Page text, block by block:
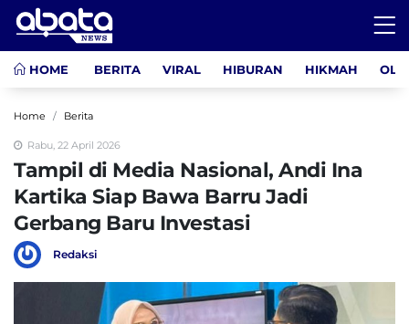
HOME BERITA VIRAL HIBURAN HIKMAH
Home Berita
Rabu, 22 April 2026
Tampil di Media Nasional, Andi Ina
Kartika Siap Bawa Barru Jadi
Gerbang Baru Investasi
Redaksi